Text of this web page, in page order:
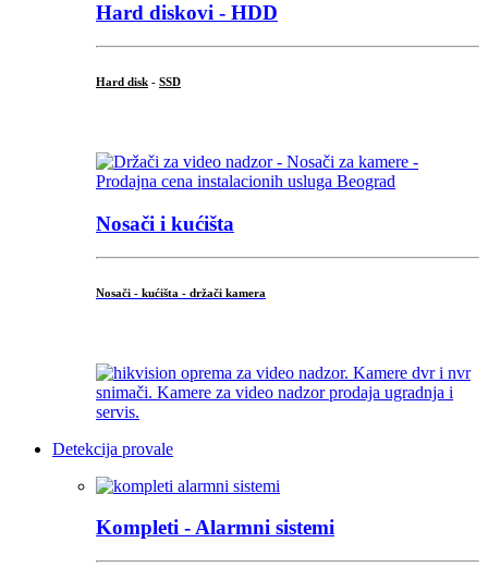
Hard diskovi - HDD
Hard disk - SSD
Nosači i kućišta
Nosači - kućišta - držači kamera
Detekcija provale
Kompleti - Alarmni sistemi